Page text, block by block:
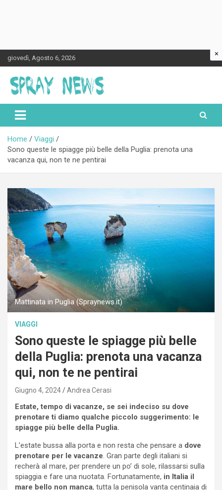
Skip
to
content
giovedì, Agosto 6, 2026
Spraynews.it
Home
Viaggi
Sono queste le spiagge più belle della Puglia: prenota una
vacanza qui, non te ne pentirai
Mattinata in Puglia (Spraynews.it)
VIAGGI
Sono queste le spiagge più belle
della Puglia: prenota una vacanza
qui, non te ne pentirai
Giugno 4, 2024 Andrea Cerasi
Estate, tempo di vacanze, se sei indeciso su dove
prenotare ti diamo qualche piccolo suggerimento: le
spiagge più belle della Puglia.
L’estate bussa alla porta e non resta che pensare a dove
prenotare per le vacanze. Gran parte degli italiani si
recherà al mare, per prendere un po’ di sole, rilassarsi sulla
spiaggia e fare una nuotata. Fortunatamente, in Italia il
mare bello non manca, tutta la penisola vanta centinaia di
×